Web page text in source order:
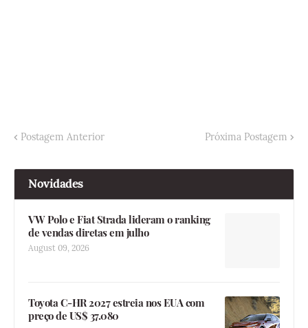
Postagem Anterior Próxima Postagem
Novidades
VW Polo e Fiat Strada lideram o ranking
de vendas diretas em julho
August 09, 2026
Toyota C-HR 2027 estreia nos EUA com
preço de US$ 37.080